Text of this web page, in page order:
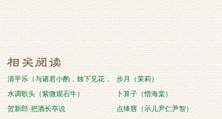
清平乐（与诸君小酌，烛下见花，
戏作一首）
步月（茉莉）
水调歌头（紫微观石牛）
卜算子（惜海棠）
贺新郎·把酒长亭说
点绛唇（示儿尹仁尹智）